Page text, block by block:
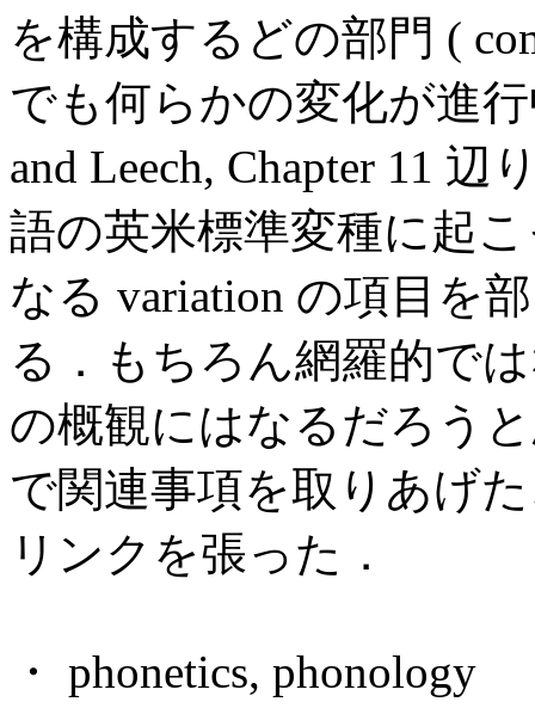
を構成するどの部門 (
でも何らかの変化が進
and Leech, Chapter 11
語の英米標準変種に起
なる variation の項目を
る．もちろん網羅的で
の概観にはなるだろう
で関連事項を取りあげ
リンクを張った．
・ phonetics, phonology